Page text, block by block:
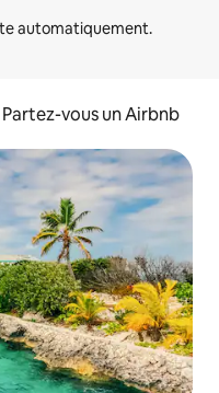
Partez-vous un Airbnb